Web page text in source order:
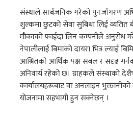
संस्थाले सार्बजनिक गरेको पुनर्जागरण
शुल्कमा छुटको सेवा सुबिधा लिई व्यतित
मौकाको फाईदा लिन कम्पनीले अनुरोध
नेपालीलाई बिमाको दायरा भित्र ल्याई
आश्रितको आर्थिक पक्ष सबल र सदृढ
अनिवार्य रहेको छ। ग्राहकले संस्थाको
कार्यालयहरूबाट वा अनलाइन
योजनामा सहभागी हुन सक्नेछन् ।